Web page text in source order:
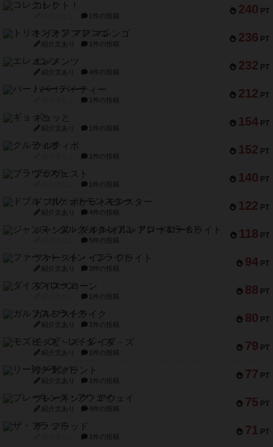
240 PT
コレクト！
1件の投稿
236 PT
トリオンフ ア マレンゴ
紹介文あり 1件の投稿
232 PT
エレメンツ
紹介文あり 4件の投稿
212 PT
バー！パーティー
1件の投稿
154 PT
ギョッと
紹介文あり 1件の投稿
152 PT
クルティボ
1件の投稿
140 PT
ブラヴェスト
1件の投稿
122 PT
ドブル：ポケットモンスター
紹介文あり 4件の投稿
118 PT
ジャンヌ・ダルク-オルレアン ドロー＆ライト
5件の投稿
94 PT
ファースト・イン・フライト
紹介文あり 3件の投稿
88 PT
ダイススローン
1件の投稿
80 PT
ガルフストライク
紹介文あり 1件の投稿
79 PT
モズビ－ズ・レイダ－ズ
紹介文あり 1件の投稿
77 PT
リー対グラント
紹介文あり 1件の投稿
75 PT
ブレーキング・アウェイ
紹介文あり 4件の投稿
71 PT
ザ・フラッド
1件の投稿